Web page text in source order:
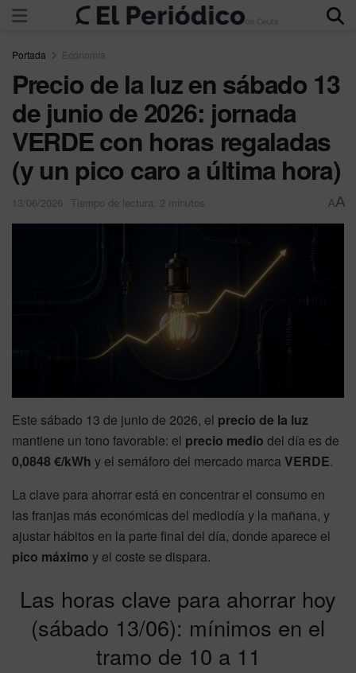
Portada Economía
Precio de la luz en sábado 13
de junio de 2026: jornada
VERDE con horas regaladas
(y un pico caro a última hora)
13/06/2026 Tiempo de lectura: 2 minutos AA
Este sábado 13 de junio de 2026, el precio de la luz
mantiene un tono favorable: el precio medio del día es de
0,0848 €/kWh y el semáforo del mercado marcaVERDE.
La clave para ahorrar está en concentrar el consumo en
las franjas más económicas del mediodía y la mañana, y
ajustar hábitos en la parte final del día, donde aparece el
pico máximo y el coste se dispara.
Las horas clave para ahorrar hoy
(sábado 13/06): mínimos en el
tramo de 10 a 11